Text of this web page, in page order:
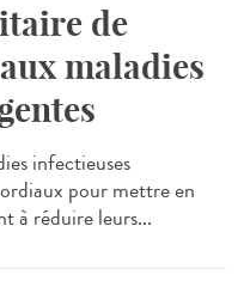
de
maladies
infectieuses
pour mettre en
à réduire leurs...